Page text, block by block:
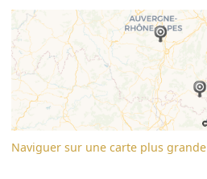
Naviguer sur une carte plus grande